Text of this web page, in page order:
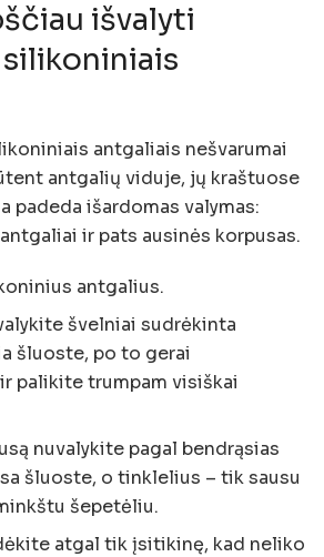
išvalyti
silikoniniais
antgaliais nešvarumai
antgalių viduje, jų kraštuose
padeda išardomas valymas:
ir pats ausinės korpusas.
antgalius.
švelniai sudrėkinta
šluoste, po to gerai
palikite trumpam visiškai
nuvalykite pagal bendrąsias
šluoste, o tinklelius – tik sausu
šepetėliu.
atgal tik įsitikinę, kad neliko